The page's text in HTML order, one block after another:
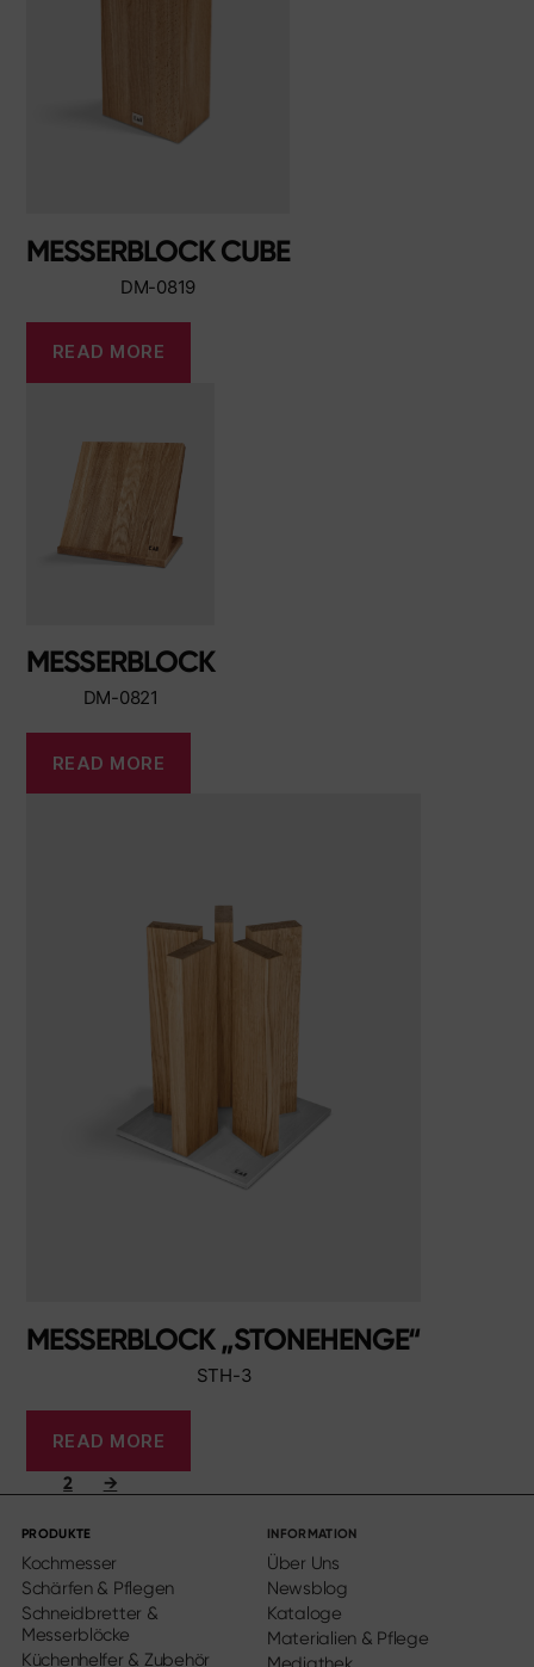
MESSERBLOCK CUBE
DM-0819
READ MORE
MESSERBLOCK
DM-0821
READ MORE
MESSERBLOCK „STONEHENGE“
STH-3
READ MORE
2 →
PRODUKTE
Kochmesser
Schärfen & Pflegen
Schneidbretter &
Messerblöcke
Küchenhelfer & Zubehör
INFORMATION
Über Uns
Newsblog
Kataloge
Materialien & Pflege